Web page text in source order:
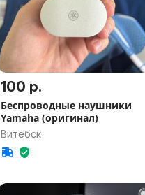
100 р.
Беспроводные наушники
Yamaha (оригинал)
Витебск